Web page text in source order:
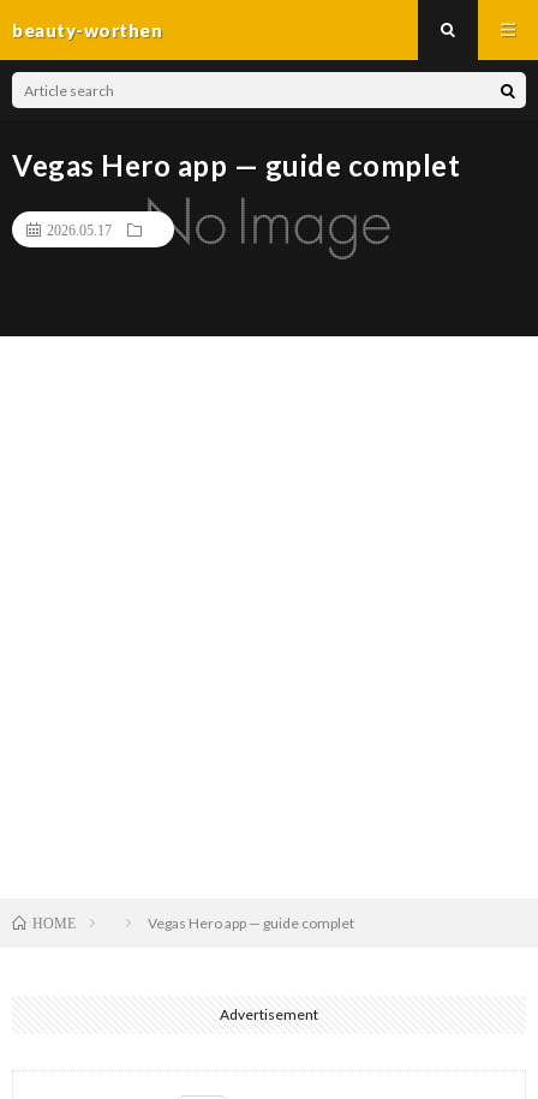
beauty-worthen
Vegas Hero app — guide complet
2026.05.17
HOME Vegas Hero app — guide complet
Advertisement